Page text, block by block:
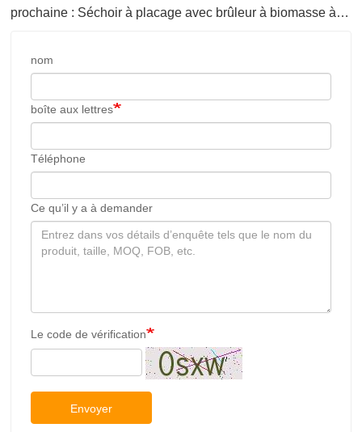
prochaine : Séchoir à placage avec brûleur à biomasse à technologie brevetée
nom
boîte aux lettres
Téléphone
Ce qu’il y a à demander
Le code de vérification
Envoyer